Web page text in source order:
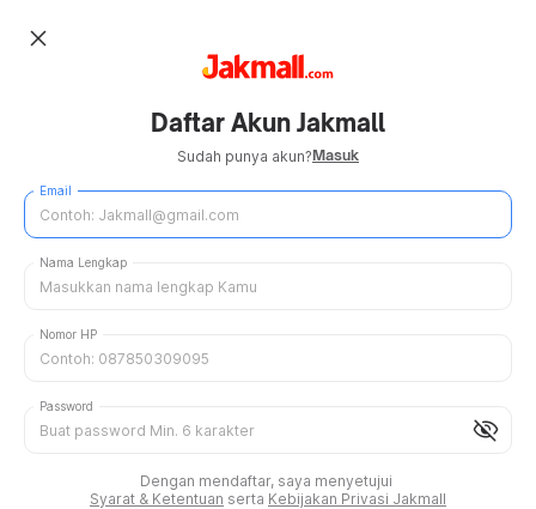
close
Daftar Akun Jakmall
Sudah punya akun?Masuk
Email
Nama Lengkap
Nomor HP
visibility_off
Password
Dengan mendaftar, saya menyetujui
Syarat & Ketentuan serta Kebijakan Privasi Jakmall